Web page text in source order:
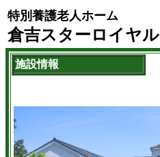
特別養護老人ホーム
倉吉スターロイヤル
施設情報